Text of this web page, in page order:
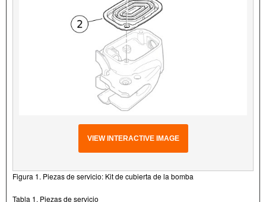
VIEW INTERACTIVE IMAGE
Figura 1. Piezas de servicio: Kit de cubierta de la bomba
Tabla 1. Piezas de servicio